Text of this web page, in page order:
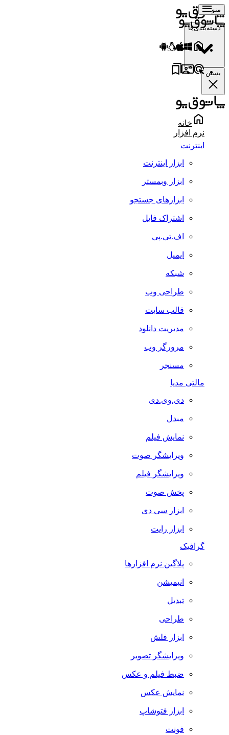
منو
دسته‌بندی‌ها
بستن
خانه
نرم افزار
اینترنت
ابزار اینترنت
ابزار وبمستر
ابزارهای جستجو
اشتراک فایل
اف.تی.پی
ایمیل
شبکه
طراحی وب
قالب سایت
مدیریت دانلود
مرورگر وب
مسنجر
مالتی مدیا
دی.وی.دی
مبدل
نمایش فیلم
ویرایشگر صوت
ویرایشگر فیلم
پخش صوت
ابزار سی دی
ابزار رایت
گرافیک
پلاگین نرم افزارها
انیمیشن
تبدیل
طراحی
ابزار فلش
ویرایشگر تصویر
ضبط فيلم و عكس
نمایش عکس
ابزار فتوشاپ
فونت